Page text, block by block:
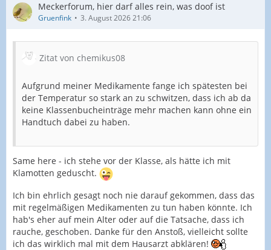
Meckerforum, hier darf alles rein, was doof ist
Gruenfink 3. August 2026 21:06
Zitat von chemikus08
Aufgrund meiner Medikamente fange ich spätesten bei
der Temperatur so stark an zu schwitzen, dass ich ab da
keine Klassenbucheinträge mehr machen kann ohne ein
Handtuch dabei zu haben.
Same here - ich stehe vor der Klasse, als hätte ich mit
Klamotten geduscht.
Ich bin ehrlich gesagt noch nie darauf gekommen, dass das
mit regelmäßigen Medikamenten zu tun haben könnte. Ich
hab's eher auf mein Alter oder auf die Tatsache, dass ich
rauche, geschoben. Danke für den Anstoß, vielleicht sollte
ich das wirklich mal mit dem Hausarzt abklären!